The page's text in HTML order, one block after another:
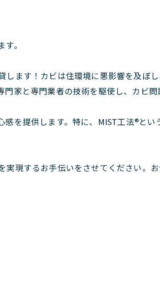
。
ます！カビは住環境に悪影響を及ぼ
家と専門業者の技術を駆使し、カビ問
を提供します。特に、MIST工法®と
現するお手伝いをさせてください。